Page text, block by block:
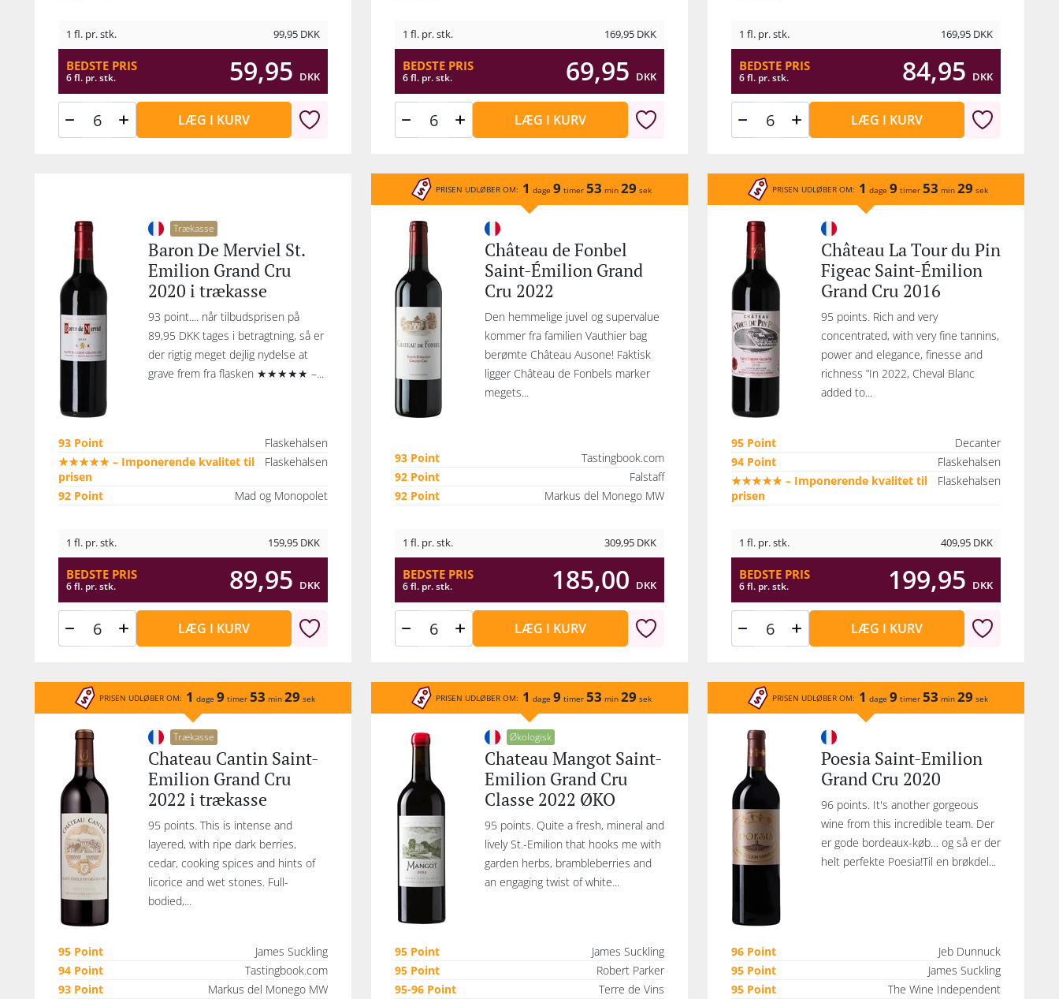
1 fl. pr. stk. 99,95 DKK
BEDSTE PRIS
6 fl. pr. stk. 59,95 DKK
LÆG I KURV
1 fl. pr. stk. 169,95 DKK
BEDSTE PRIS
6 fl. pr. stk. 69,95 DKK
LÆG I KURV
1 fl. pr. stk. 169,95 DKK
BEDSTE PRIS
6 fl. pr. stk. 84,95 DKK
LÆG I KURV
Trækasse
Baron De Merviel St.
Emilion Grand Cru
2020 i trækasse
93 point.... når tilbudsprisen på
89,95 DKK tages i betragtning, så er
der rigtig meget dejlig nydelse at
grave frem fra flasken ★★★★★ –...
93 Point
Flaskehalsen
★★★★★ – Imponerende kvalitet til
prisen
Flaskehalsen
92 Point Mad og Monopolet
1 fl. pr. stk. 159,95 DKK
BEDSTE PRIS
6 fl. pr. stk. 89,95 DKK
LÆG I KURV
PRISEN UDLØBER OM: 1 dage 9 timer 53 min 29 sek
Château de Fonbel
Saint-Émilion Grand
Cru 2022
Den hemmelige juvel og supervalue
kommer fra familien Vauthier bag
berømte Château Ausone! Faktisk
ligger Château de Fonbels marker
megets...
93 Point
Tastingbook.com
92 Point
Falstaff
92 Point
Markus del Monego MW
1 fl. pr. stk. 309,95 DKK
BEDSTE PRIS
6 fl. pr. stk. 185,00 DKK
LÆG I KURV
PRISEN UDLØBER OM: 1 dage 9 timer 53 min 29 sek
Château La Tour du Pin
Figeac Saint-Émilion
Grand Cru 2016
95 points. Rich and very
concentrated, with very fine tannins,
power and elegance, finesse and
richness ”In 2022, Cheval Blanc
added to...
95 Point
Decanter
94 Point
Flaskehalsen
★★★★★ – Imponerende kvalitet til
prisen
Flaskehalsen
1 fl. pr. stk. 409,95 DKK
BEDSTE PRIS
6 fl. pr. stk. 199,95 DKK
LÆG I KURV
PRISEN UDLØBER OM: 1 dage 9 timer 53 min 29 sek
Trækasse
Chateau Cantin Saint-
Emilion Grand Cru
2022 i trækasse
95 points. This is intense and
layered, with ripe dark berries,
cedar, cooking spices and hints of
licorice and wet stones. Full-
bodied,...
95 Point
James Suckling
94 Point
Tastingbook.com
93 Point
Markus del Monego MW
PRISEN UDLØBER OM: 1 dage 9 timer 53 min 29 sek
Økologisk
Chateau Mangot Saint-
Emilion Grand Cru
Classe 2022 ØKO
95 points. Quite a fresh, mineral and
lively St.-Emilion that hooks me with
garden herbs, brambleberries and
an engaging twist of white...
95 Point
James Suckling
95 Point
Robert Parker
95-96 Point
Terre de Vins
PRISEN UDLØBER OM: 1 dage 9 timer 53 min 29 sek
Poesia Saint-Emilion
Grand Cru 2020
96 points. It's another gorgeous
wine from this incredible team. Der
er gode bordeaux-køb… og så er der
helt perfekte Poesia!Til en brøkdel...
96 Point
Jeb Dunnuck
95 Point
James Suckling
95 Point
The Wine Independent